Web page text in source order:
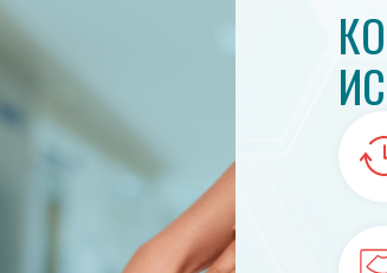
Колоноскопия и
Удаление бородавок
Быстрый способ
исследований